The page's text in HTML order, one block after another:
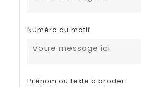
Numéro du motif
Prénom ou texte à broder